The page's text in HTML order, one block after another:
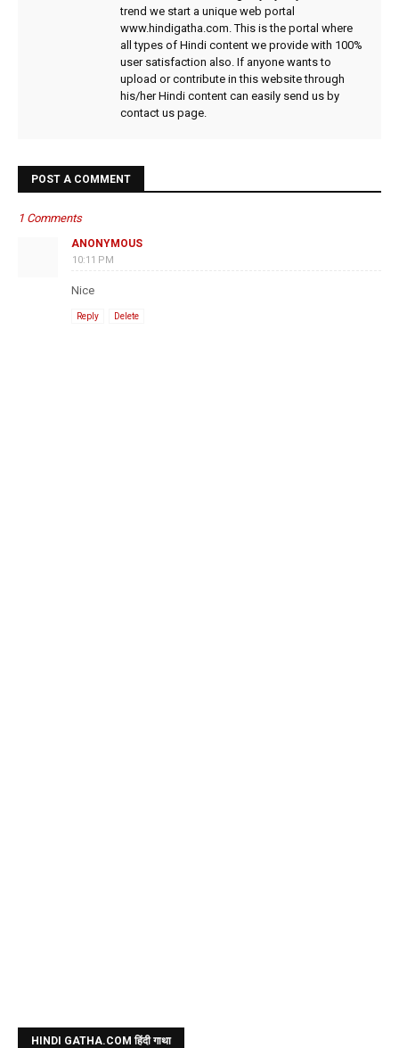
trend we start a unique web portal
www.hindigatha.com. This is the portal where
all types of Hindi content we provide with 100%
user satisfaction also. If anyone wants to
upload or contribute in this website through
his/her Hindi content can easily send us by
contact us page.
POST A COMMENT
1 Comments
ANONYMOUS
10:11 PM
Nice
Reply Delete
HINDI GATHA.COM हिंदी गाथा